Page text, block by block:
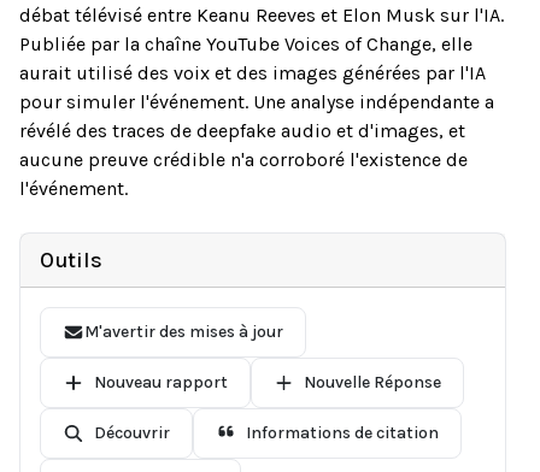
débat télévisé entre Keanu Reeves et Elon Musk sur l'IA.
Publiée par la chaîne YouTube Voices of Change, elle
aurait utilisé des voix et des images générées par l'IA
pour simuler l'événement. Une analyse indépendante a
révélé des traces de deepfake audio et d'images, et
aucune preuve crédible n'a corroboré l'existence de
l'événement.
Outils
M'avertir des mises à jour
Nouveau rapport Nouvelle Réponse
Découvrir Informations de citation